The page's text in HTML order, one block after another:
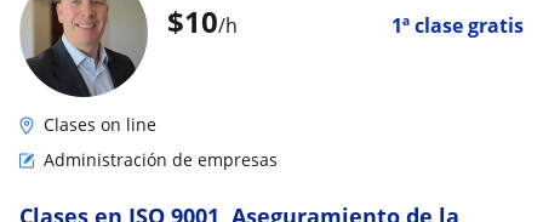
$10/h 1ª clase gratis
Clases on line
Administración de empresas
Clases en ISO 9001, Aseguramiento de la